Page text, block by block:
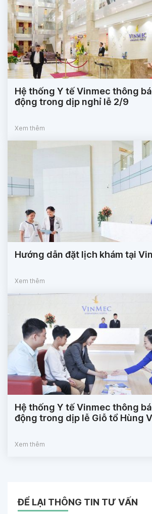
Hệ thống Y tế Vinmec thông
động trong dịp nghỉ lễ 2/9
Xem thêm
Hướng dẫn đặt lịch khám tại
Xem thêm
Hệ thống Y tế Vinmec thông
động trong dịp lễ Giỗ tổ Hùng
Xem thêm
ĐỂ LẠI THÔNG TIN TƯ VẤN